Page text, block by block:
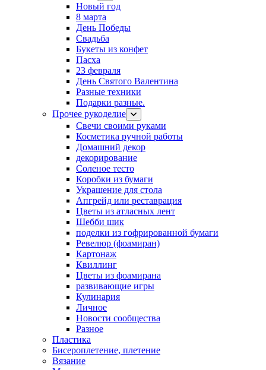
Новый год
8 марта
День Победы
Свадьба
Букеты из конфет
Пасха
23 февраля
День Святого Валентина
Разные техники
Подарки разные.
Прочее рукоделие
Свечи своими руками
Косметика ручной работы
Домашний декор
декорирование
Соленое тесто
Коробки из бумаги
Украшение для стола
Апгрейд или реставрация
Цветы из атласных лент
Шебби шик
поделки из гофрированной бумаги
Ревелюр (фоамиран)
Картонаж
Квиллинг
Цветы из фоамирана
развивающие игры
Кулинария
Личное
Новости сообщества
Разное
Пластика
Бисероплетение, плетение
Вязание